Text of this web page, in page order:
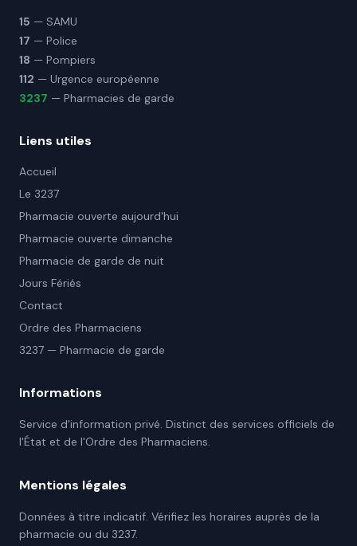
15 — SAMU
17 — Police
18 — Pompiers
112 — Urgence européenne
3237 — Pharmacies de garde
Liens utiles
Accueil
Le 3237
Pharmacie ouverte aujourd'hui
Pharmacie ouverte dimanche
Pharmacie de garde de nuit
Jours Fériés
Contact
Ordre des Pharmaciens
3237 — Pharmacie de garde
Informations
Service d'information privé. Distinct des services officiels de
l'État et de l'Ordre des Pharmaciens.
Mentions légales
Données à titre indicatif. Vérifiez les horaires auprès de la
pharmacie ou du 3237.